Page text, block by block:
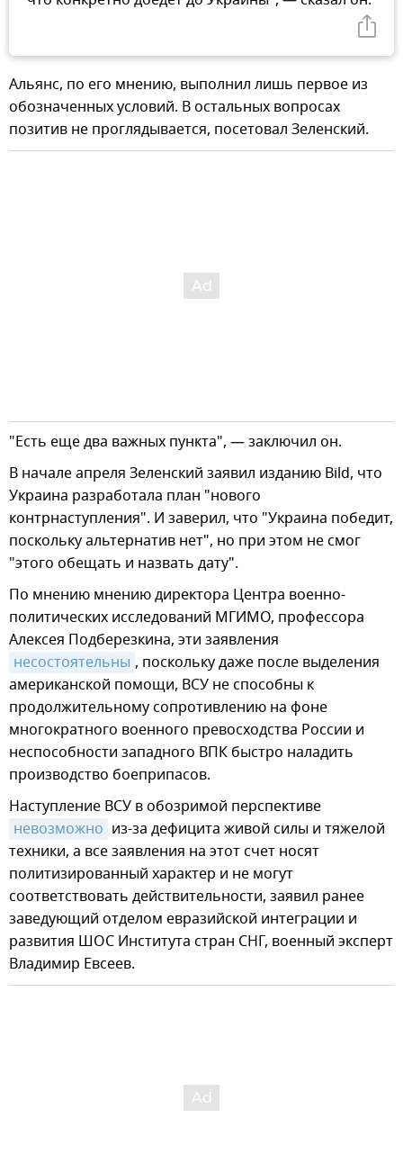
Альянс, по его мнению, выполнил лишь первое из
обозначенных условий. В остальных вопросах
позитив не проглядывается, посетовал Зеленский.
"Есть еще два важных пункта", — заключил он.
В начале апреля Зеленский заявил изданию Bild, что
Украина разработала план "нового
контрнаступления". И заверил, что "Украина победит,
поскольку альтернатив нет", но при этом не смог
"этого обещать и назвать дату".
По мнению мнению директора Центра военно-
политических исследований МГИМО, профессора
Алексея Подберезкина, эти заявления
несостоятельны , поскольку даже после выделения
американской помощи, ВСУ не способны к
продолжительному сопротивлению на фоне
многократного военного превосходства России и
неспособности западного ВПК быстро наладить
производство боеприпасов.
Наступление ВСУ в обозримой перспективе
невозможно из-за дефицита живой силы и тяжелой
техники, а все заявления на этот счет носят
политизированный характер и не могут
соответствовать действительности, заявил ранее
заведующий отделом евразийской интеграции и
развития ШОС Института стран СНГ, военный эксперт
Владимир Евсеев.